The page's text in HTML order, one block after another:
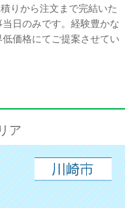
りから注文まで完結いた
日のみです。経験豊かな
価格にてご提案させてい
ア